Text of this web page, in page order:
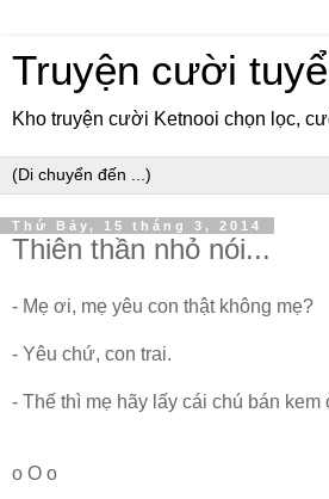
Truyện cười
Kho truyện cười Ketnooi chọn lọc,
Thứ Bảy, 15 tháng 3, 2014
Thiên thần nhỏ nói...
- Mẹ ơi, mẹ yêu con thật không mẹ?
- Yêu chứ, con trai.
- Thế thì mẹ hãy lấy cái chú bán
o O o